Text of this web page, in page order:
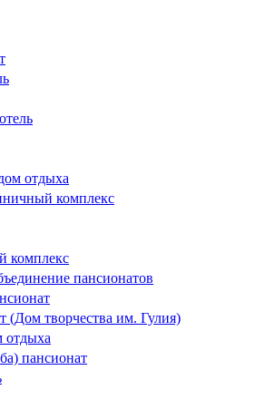
отдыха
комплекс
комплекс
пансионатов
(Дом творчества им. Гулия)
отдыха
пансионат